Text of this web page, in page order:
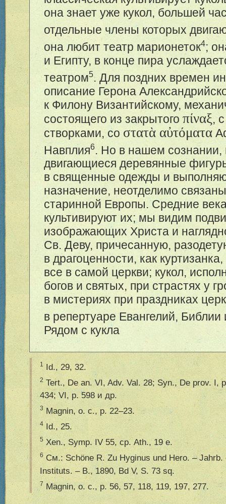
она знает уже кукол, большей
отдельные члены которых
она любит театр марионеток4;
и Египту, в конце пира
театром5. Для поздних времен
описание Герона
к Филону Византийскому,
состоящего из закрытогоπίναξ,
створками, со στατὰ αὐτόματα
Навплия6. Но в нашем сознании,
двигающиеся деревянные
в священные одежды и
назначение, неотделимо
старинной Европы. Средние
культивируют их; мы видим
изображающих Христа и
Св. Деву, причесанную,
в драгоценности, как
все в самой церкви; кукол,
богов и святых, при страстях у
в мистериях при праздниках
в репертуаре Евангелий,
Рядом с кукла
1 Id., 29, 32.
2 Tert., De an. VI, Adv. Val. 28; Syn., De prov. I,
434; VI, p. 598 и др.
3 Magnin, o. c., p. 22–23.
4 Id., 25.
5 Xen., Symp. IV 55, ср. Ath., 19 e.
6 См.: Schöne R. Zu Hyginus und Hero. –
Instituts. – B., 1890, Bd V, S. 73 sq.
7 Magnin, o. c., p. 56, 57, 118, 119, 197, 277.